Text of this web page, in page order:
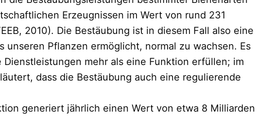
Erzeugnissen im Wert von rund 231
2010). Die Bestäubung ist in diesem Fall also eine
unseren Pflanzen ermöglicht, normal zu wachsen. Es
mehr als eine Funktion erfüllen; im
dass die Bestäubung auch eine regulierende
generiert jährlich einen Wert von etwa 8 Milliarden